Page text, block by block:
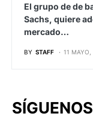
El grupo de de
Sachs, quiere
mercado…
BY STAFF 11 MAYO,
SÍGUENOS